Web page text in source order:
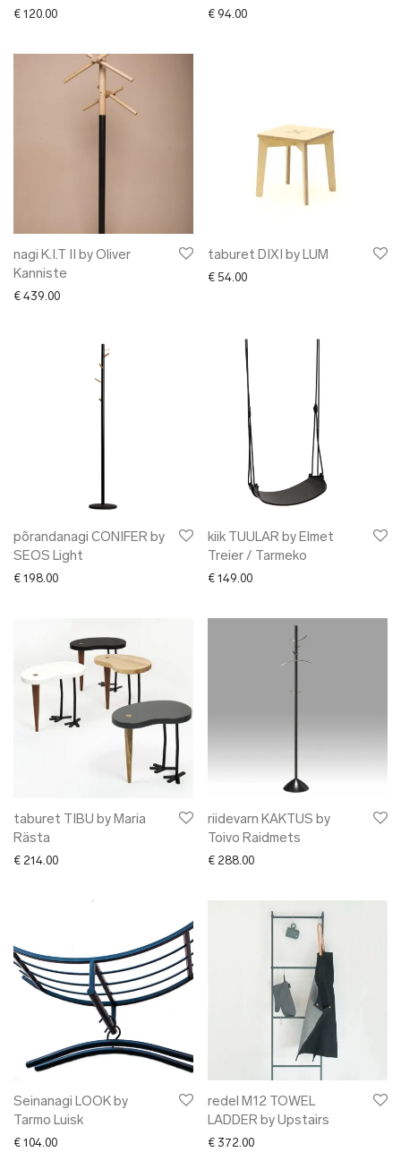
€ 120.00 € 94.00
nagi K.I.T II by Oliver
Kanniste
€ 439.00
taburet DIXI by LUM
€ 54.00
põrandanagi CONIFER by
SEOS Light
€ 198.00
kiik TUULAR by Elmet
Treier / Tarmeko
€ 149.00
taburet TIBU by Maria
Rästa
€ 214.00
riidevarn KAKTUS by
Toivo Raidmets
€ 288.00
Seinanagi LOOK by
Tarmo Luisk
€ 104.00
redel M12 TOWEL
LADDER by Upstairs
€ 372.00